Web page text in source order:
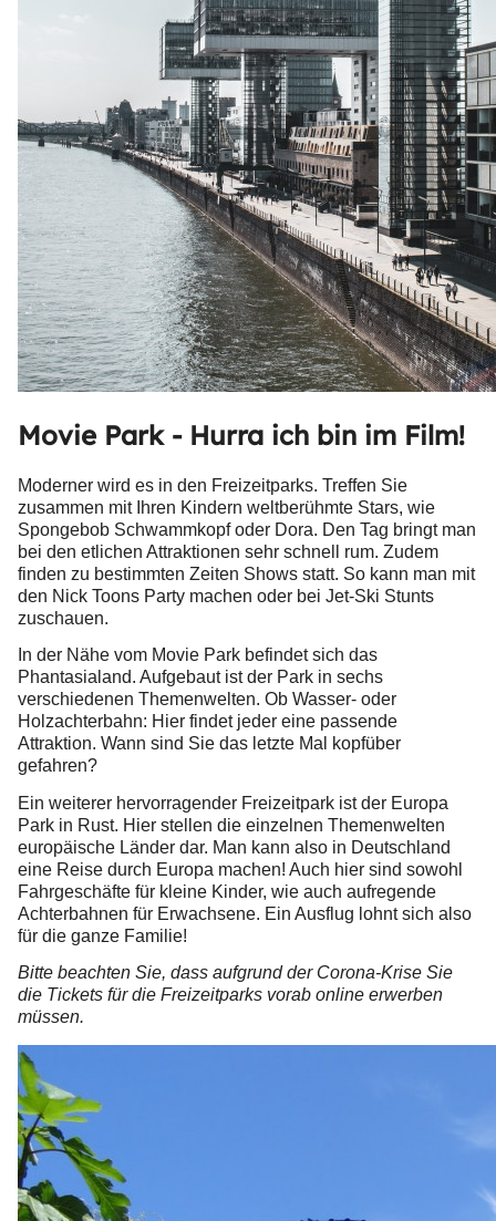
Movie Park - Hurra ich bin im Film!
Moderner wird es in den Freizeitparks. Treffen Sie
zusammen mit Ihren Kindern weltberühmte Stars, wie
Spongebob Schwammkopf oder Dora. Den Tag bringt man
bei den etlichen Attraktionen sehr schnell rum. Zudem
finden zu bestimmten Zeiten Shows statt. So kann man mit
den Nick Toons Party machen oder bei Jet-Ski Stunts
zuschauen.
In der Nähe vom Movie Park befindet sich das
Phantasialand. Aufgebaut ist der Park in sechs
verschiedenen Themenwelten. Ob Wasser- oder
Holzachterbahn: Hier findet jeder eine passende
Attraktion. Wann sind Sie das letzte Mal kopfüber
gefahren?
Ein weiterer hervorragender Freizeitpark ist der Europa
Park in Rust. Hier stellen die einzelnen Themenwelten
europäische Länder dar. Man kann also in Deutschland
eine Reise durch Europa machen! Auch hier sind sowohl
Fahrgeschäfte für kleine Kinder, wie auch aufregende
Achterbahnen für Erwachsene. Ein Ausflug lohnt sich also
für die ganze Familie!
Bitte beachten Sie, dass aufgrund der Corona-Krise Sie
die Tickets für die Freizeitparks vorab online erwerben
müssen.